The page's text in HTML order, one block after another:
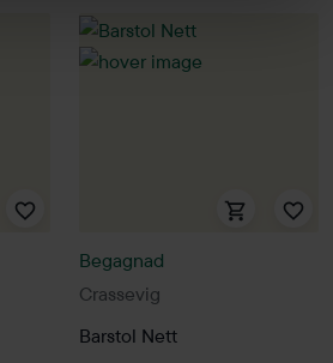
Crassevig
Begagnad
Barstol Nett